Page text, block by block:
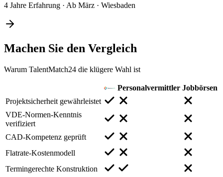
4 Jahre Erfahrung · Ab März · Wiesbaden
Machen Sie den Vergleich
Warum TalentMatch24 die klügere Wahl ist
Personalvermittler Jobbörsen
Projektsicherheit gewährleistet
VDE-Normen-Kenntnis
verifiziert
CAD-Kompetenz geprüft
Flatrate-Kostenmodell
Termingerechte Konstruktion